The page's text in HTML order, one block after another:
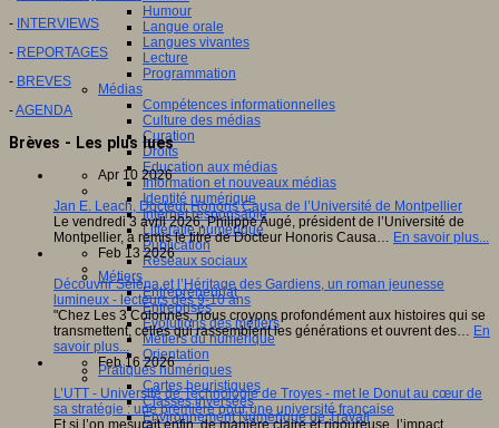
Humour
Langue orale
Langues vivantes
Lecture
Programmation
Médias
Compétences informationnelles
Culture des médias
Curation
Droits
Education aux médias
Information et nouveaux médias
Identité numérique
Internet responsable
Littératie numérique
Publication
Réseaux sociaux
Métiers
Entrepreneuriat
Entreprises
Evolutions des métiers
Métiers du numérique
Orientation
Pratiques numériques
Cartes heuristiques
Classes inversées
Environnement Numérique de Travail
- INTERVIEWS
- REPORTAGES
- BREVES
-AGENDA
Brèves - Les plus lues
Apr 10 2026
Jan E. Leach, Docteur Honoris Causa de l’Université de Montpellier
Le vendredi 3 avril 2026, Philippe Augé, président de l’Université de
Montpellier, a remis le titre de Docteur Honoris Causa… En savoir plus...
Feb 13 2026
Découvrir Séléna et l’Héritage des Gardiens, un roman jeunesse
lumineux - lecteurs dès 9-10 ans
"Chez Les 3 Colonnes, nous croyons profondément aux histoires qui se
transmettent, celles qui rassemblent les générations et ouvrent des… En
savoir plus...
Feb 16 2026
L’UTT - Université de Technologie de Troyes - met le Donut au cœur de
sa stratégie : une première pour une université française
Et si l’on mesurait enfin, de manière claire et rigoureuse, l’impact